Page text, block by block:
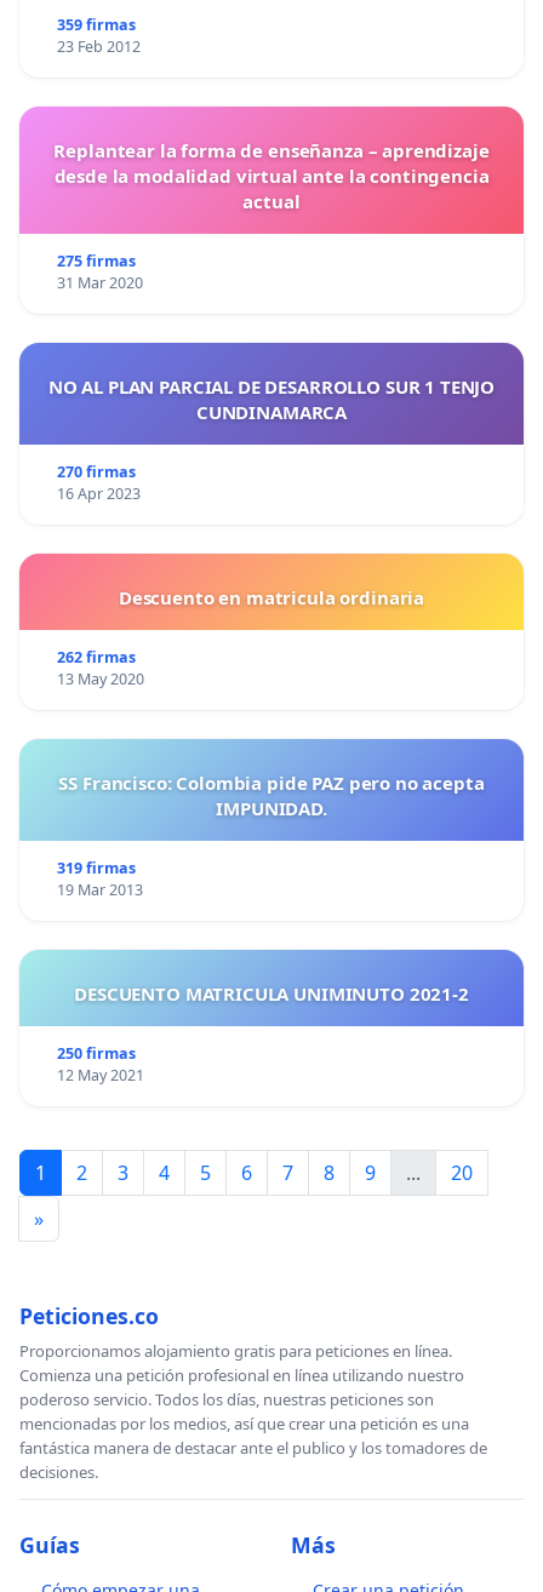
359 firmas
23 Feb 2012
Replantear la forma de enseñanza – aprendizaje
desde la modalidad virtual ante la contingencia
actual
275 firmas
31 Mar 2020
NO AL PLAN PARCIAL DE DESARROLLO SUR 1 TENJO
CUNDINAMARCA
270 firmas
16 Apr 2023
Descuento en matricula ordinaria
262 firmas
13 May 2020
SS Francisco: Colombia pide PAZ pero no acepta
IMPUNIDAD.
319 firmas
19 Mar 2013
DESCUENTO MATRICULA UNIMINUTO 2021-2
250 firmas
12 May 2021
1 2 3 4 5 6 7 8 9 ...
20
»
Peticiones.co
Proporcionamos alojamiento gratis para peticiones en línea.
Comienza una petición profesional en línea utilizando nuestro
poderoso servicio. Todos los días, nuestras peticiones son
mencionadas por los medios, así que crear una petición es una
fantástica manera de destacar ante el publico y los tomadores de
decisiones.
Guías Más